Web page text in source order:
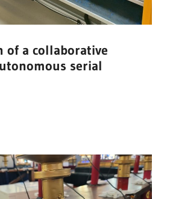
of a collaborative
serial